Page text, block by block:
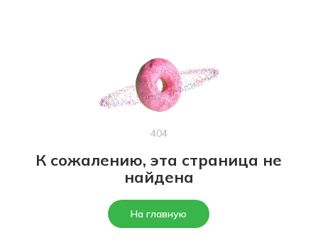
404
К сожалению, эта страница не
найдена
На главную